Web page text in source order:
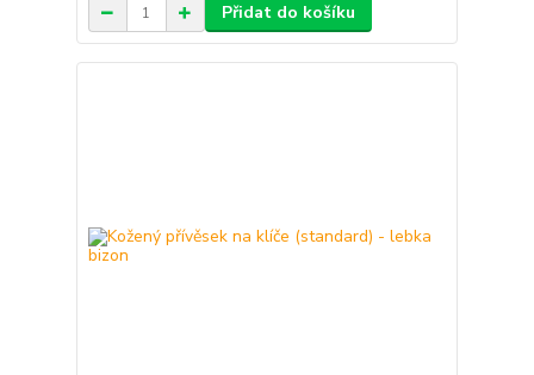
Přidat do košíku